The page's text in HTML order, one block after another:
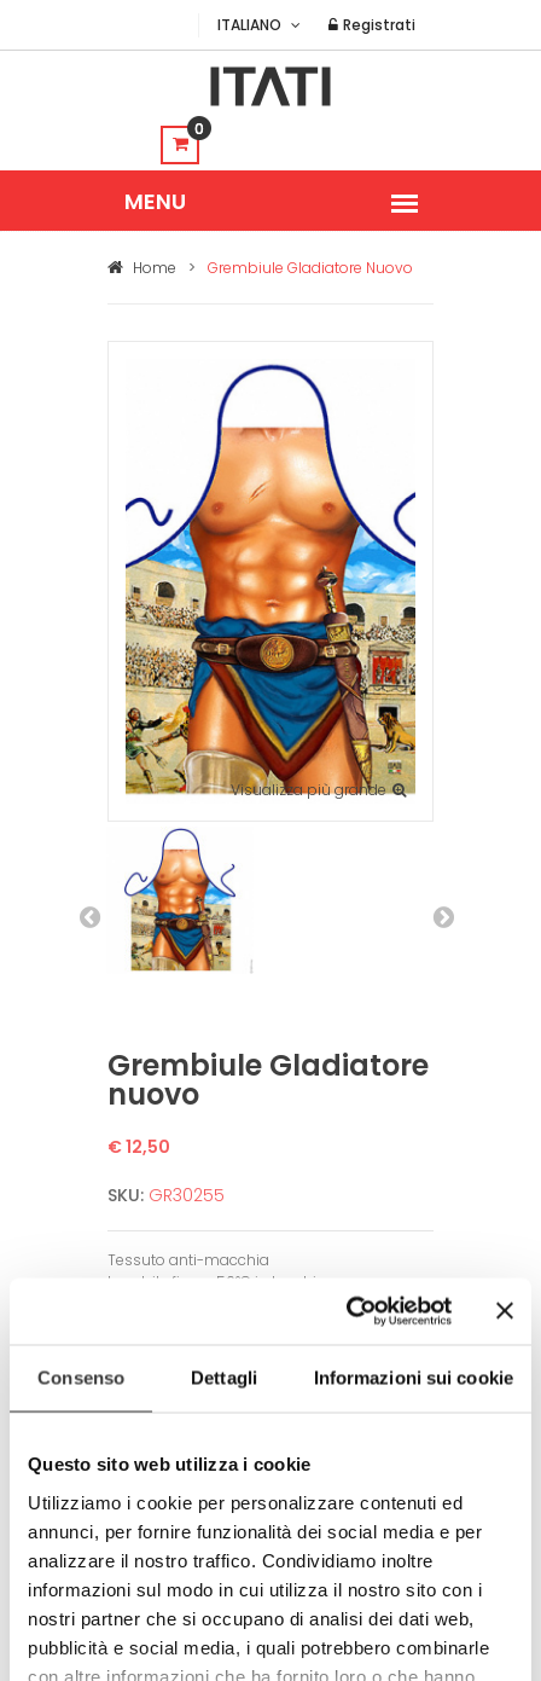
Consenso Dettagli Informazioni sui cookie
Questo sito web utilizza i cookie
Utilizziamo i cookie per personalizzare contenuti ed
annunci, per fornire funzionalità dei social media e per
analizzare il nostro traffico. Condividiamo inoltre
informazioni sul modo in cui utilizza il nostro sito con i
nostri partner che si occupano di analisi dei dati web,
pubblicità e social media, i quali potrebbero combinarle
con altre informazioni che ha fornito loro o che hanno
ITALIANO Registrati
0
Home > Grembiule Gladiatore Nuovo
Visualizza più grande
Grembiule Gladiatore
nuovo
€ 12,50
SKU: GR30255
Tessuto anti-macchia
Lavabile fino a 50°C in lavatrice.
Garantito per un alto numero di lavaggi
grazie a tecniche di stampa all’avanguardia.
Rispetta tutti gli standard europei.
Prodotto completamente in Italia
100% made in Italy
© Modello e disegno registrato.
E’ vietata la riproduzione anche
parziale.